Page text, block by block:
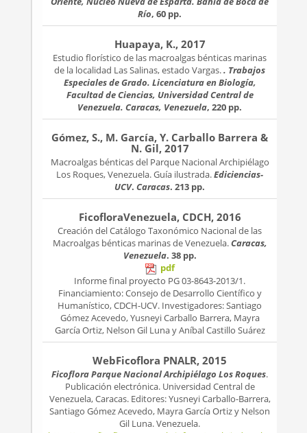
Río, 60 pp.
Huapaya, K., 2017
Estudio florístico de las macroalgas bénticas marinas
de la localidad Las Salinas, estado Vargas.. Trabajos
Especiales de Grado. Licenciatura en Biología,
Facultad de Ciencias, Universidad Central de
Venezuela. Caracas, Venezuela, 220 pp.
Gómez, S., M. García, Y. Carballo Barrera &
N. Gil, 2017
Macroalgas bénticas del Parque Nacional Archipiélago
Los Roques, Venezuela. Guía ilustrada.Ediciencias-
UCV. Caracas. 213 pp.
FicofloraVenezuela, CDCH, 2016
Creación del Catálogo Taxonómico Nacional de las
Macroalgas bénticas marinas de Venezuela.Caracas,
Venezuela. 38 pp.
pdf
Informe final proyecto PG 03-8643-2013/1.
Financiamiento: Consejo de Desarrollo Científico y
Humanístico, CDCH-UCV. Investigadores: Santiago
Gómez Acevedo, Yusneyi Carballo Barrera, Mayra
García Ortiz, Nelson Gil Luna y Aníbal Castillo Suárez
WebFicoflora PNALR, 2015
Ficoflora Parque Nacional Archipiélago Los Roques.
Publicación electrónica. Universidad Central de
Venezuela, Caracas. Editores: Yusneyi Carballo-Barrera,
Santiago Gómez Acevedo, Mayra García Ortiz y Nelson
Gil Luna. Venezuela.